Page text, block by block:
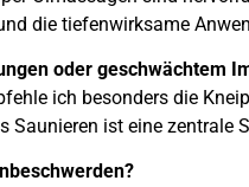
die tiefenwirksame
oder geschwächtem
ich besonders die
Saunieren ist eine zentrale